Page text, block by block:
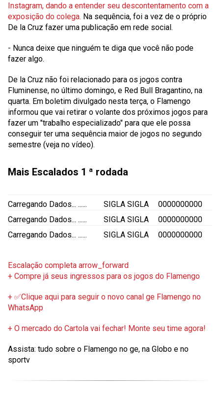
Instagram, dando a entender seu descontentamento com a
exposição do colega. Na sequência, foi a vez de o próprio
De la Cruz fazer uma publicação em rede social.
- Nunca deixe que ninguém te diga que você não pode
fazer algo.
De la Cruz não foi relacionado para os jogos contra
Fluminense, no último domingo, e Red Bull Bragantino, na
quarta. Em boletim divulgado nesta terça, o Flamengo
informou que vai retirar o volante dos próximos jogos para
fazer um "trabalho especializado" para que ele possa
conseguir ter uma sequência maior de jogos no segundo
semestre (veja no vídeo).
Mais Escalados 1 ª rodada
Carregando Dados... ...... SIGLA SIGLA
0000000000
Carregando Dados... ...... SIGLA SIGLA
0000000000
Carregando Dados... ...... SIGLA SIGLA 0000000000
Escalação completa arrow_forward
+ Compre já seus ingressos para os jogos do Flamengo
+ ✅Clique aqui para seguir o novo canal ge Flamengo no
WhatsApp
+ O mercado do Cartola vai fechar! Monte seu time agora!
Assista: tudo sobre o Flamengo no ge, na Globo e no
sportv